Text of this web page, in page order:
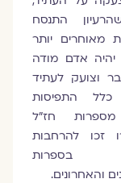
התנסח
מאוחרים יותר
אדם מודה
וצועק לעתיד
כלל התפיסות
חז"ל
זכו להרחבות
בספרות
והאחרונים.